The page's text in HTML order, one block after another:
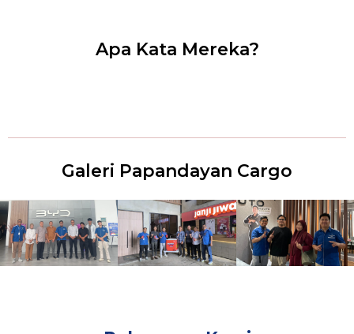
Apa Kata Mereka?
Galeri Papandayan Cargo